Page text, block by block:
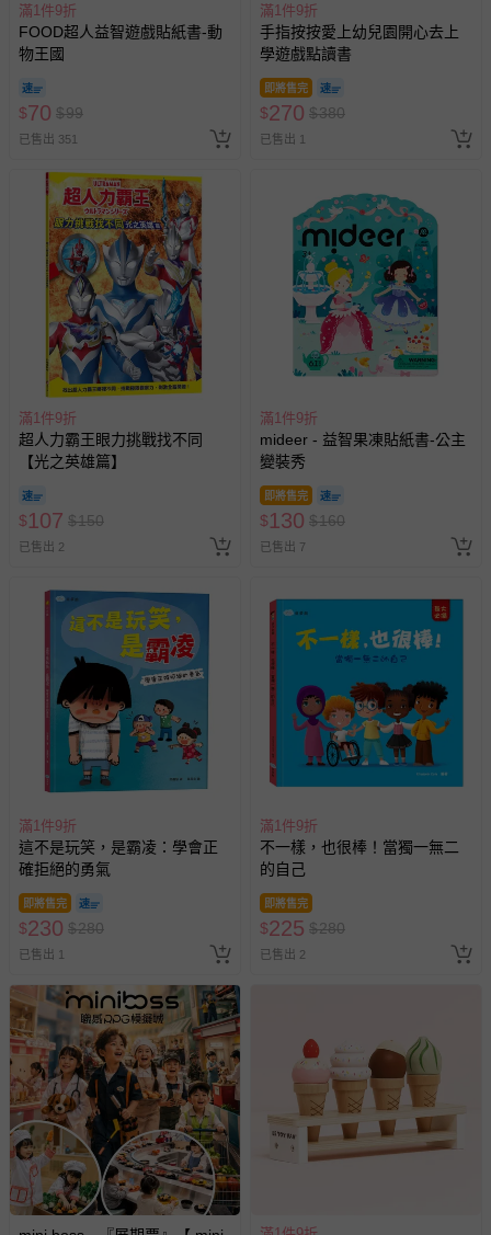
滿1件9折
FOOD超人益智遊戲貼紙書-動
物王國
$70 $99
已售出 351
滿1件9折
手指按按愛上幼兒園開心去上
學遊戲點讀書
即將售完
$270 $380
已售出 1
滿1件9折
超人力霸王眼力挑戰找不同
【光之英雄篇】
$107 $150
已售出 2
滿1件9折
mideer - 益智果凍貼紙書-公主
變裝秀
即將售完
$130 $160
已售出 7
滿1件9折
這不是玩笑，是霸凌：學會正
確拒絕的勇氣
即將售完
$230 $280
已售出 1
滿1件9折
不一樣，也很棒！當獨一無二
的自己
即將售完
$225 $280
已售出 2